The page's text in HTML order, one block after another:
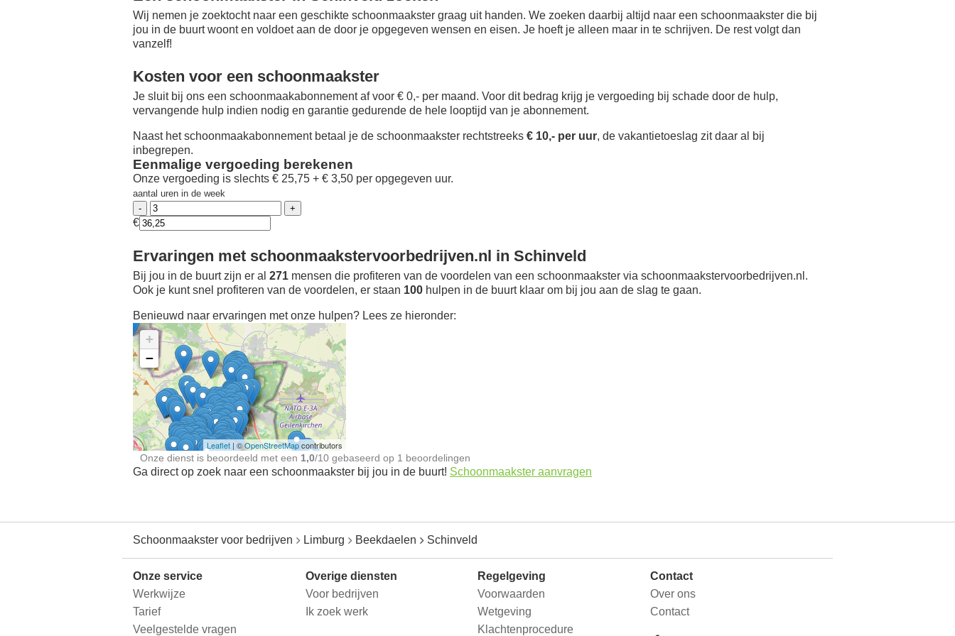
Wij nemen je zoektocht naar een geschikte schoonmaakster graag uit handen. We zoeken daarbij altijd naar een schoonmaakster die bij
jou in de buurt woont en voldoet aan de door je opgegeven wensen en eisen. Je hoeft je alleen maar in te schrijven. De rest volgt dan
vanzelf!
Kosten voor een schoonmaakster
Je sluit bij ons een schoonmaakabonnement af voor € 0,- per maand. Voor dit bedrag krijg je vergoeding bij schade door de hulp,
vervangende hulp indien nodig en garantie gedurende de hele looptijd van je abonnement.
Naast het schoonmaakabonnement betaal je de schoonmaakster rechtstreeks € 10,- per uur, de vakantietoeslag zit daar al bij
inbegrepen.
Eenmalige vergoeding berekenen
Onze vergoeding is slechts € 25,75 + € 3,50 per opgegeven uur.
aantal uren in de week
€
Ervaringen met schoonmaakstervoorbedrijven.nl in Schinveld
Bij jou in de buurt zijn er al 271 mensen die profiteren van de voordelen van een schoonmaakster via schoonmaakstervoorbedrijven.nl.
Ook je kunt snel profiteren van de voordelen, er staan 100 hulpen in de buurt klaar om bij jou aan de slag te gaan.
Benieuwd naar ervaringen met onze hulpen? Lees ze hieronder:
Ontdek meer ervaringen
Schoonmaakster bij
jou in de buurt
+
−
Leaflet | ©OpenStreetMapcontributors
Onze dienst is beoordeeld met een 1,0/10 gebaseerd op 1 beoordelingen
Ga direct op zoek naar een schoonmaakster bij jou in de buurt! Schoonmaakster aanvragen
Schoonmaakster voor bedrijven Limburg Beekdaelen Schinveld
Onze service
Werkwijze
Tarief
Veelgestelde vragen
Overige diensten
Voor bedrijven
Ik zoek werk
Regelgeving
Voorwaarden
Wetgeving
Klachtenprocedure
Contact
Over ons
Contact